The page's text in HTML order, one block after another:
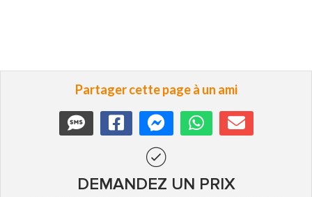
Partager cette page à un ami
DEMANDEZ UN PRIX